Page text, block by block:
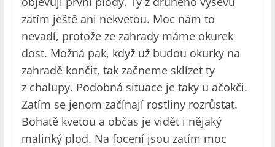
zatím ještě ani nekvetou. Moc nám to
nevadí, protože ze zahrady máme okurek
dost. Možná pak, když už budou okurky na
zahradě končit, tak začneme sklízet ty
z chalupy. Podobná situace je taky u ačokči.
Zatím se jenom začínají rostliny rozrůstat.
Bohatě kvetou a občas je vidět i nějaký
malinký plod. Na focení jsou zatím moc